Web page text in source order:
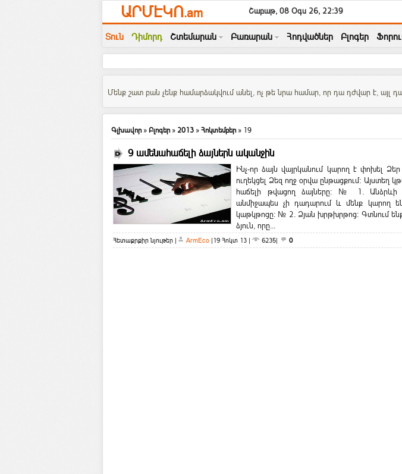
ԱՐՄԷԿՈ.am Շաբաթ, 08 Օգս 26, 22:39
Տուն Դիմորդ Շտեմարան Բառարան Հոդվածներ Բլոգեր
Մենք շատ բան չենք համարձակվում անել, ոչ թե նրա համար, որ դա դժվար է, այլ
Գլխավոր» Բլոգեր» 2013 » Հոկտեմբեր » 19
9 ամենահաճելի ձայներն ականջին
Ինչ-որ ձայն վայրկանում կարող է փոխել
ուղեկցել Ձեզ ողջ օրվա ընթացքում: Այստեղ
հաճելի թվացող ձայները: № 1.
անմիջապես չի դադարում և մենք կարող
կաթկթոցը: № 2. Ձյան խրթխրթոց: Գտնում
ձյուն, որը...
Հետաքրքիր նյութեր | ArmEco | 19 Հոկտ 13 | 6235| 0